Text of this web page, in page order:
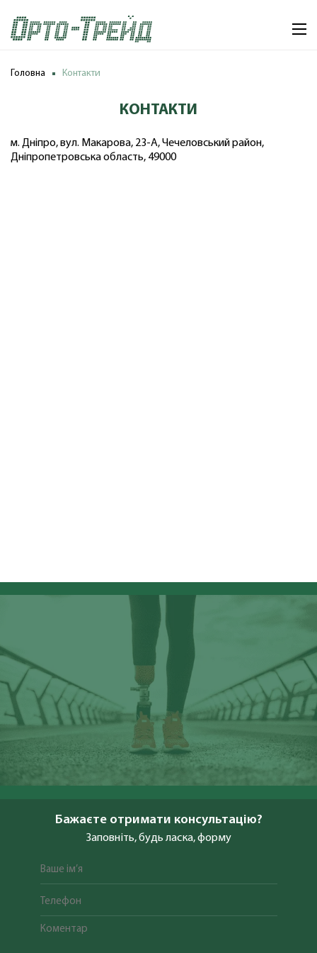
Головна Контакти
КОНТАКТИ
м. Дніпро, вул. Макарова, 23-А, Чечеловський район,
Дніпропетровська область, 49000
Бажаєте отримати консультацію?
Заповніть, будь ласка, форму